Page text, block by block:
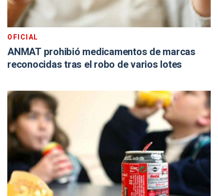
OFICIAL
ANMAT prohibió medicamentos de marcas
reconocidas tras el robo de varios lotes